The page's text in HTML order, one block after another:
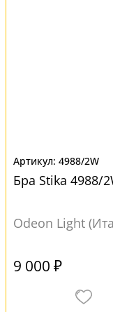
4988/2W
Бра Stika 4988/
Odeon Light
9 000 ₽